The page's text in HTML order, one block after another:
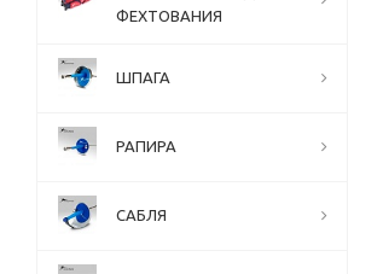
ФЕХТОВАНИЯ
ШПАГА
РАПИРА
САБЛЯ